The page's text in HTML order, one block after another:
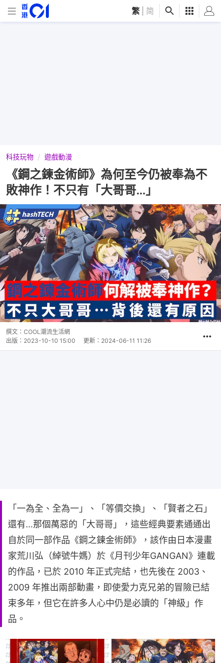
繁 简
科技玩物 遊戲動漫
《鋼之鍊金術師》為何至今仍被奉為不
敗神作！不只有「大哥哥…」
撰文： COOL潮流生活網
出版： 2023-10-10 15:00 更新： 2024-06-11 11:26
「一為全、全為一」、「等價交換」、「賢者之石」
還有…那個萬惡的「大哥哥」，這些經典要素通通出
自於同一部作品《鋼之鍊金術師》，該作由日本漫畫
家荒川弘（綽號牛媽）於《月刊少年GANGAN》連載
的作品，已於 2010 年正式完結，也先後在 2003、
2009 年推出兩部動畫，即使愛力克兄弟的冒險已結
束多年，但它在許多人心中仍是必讀的「神級」作
品。